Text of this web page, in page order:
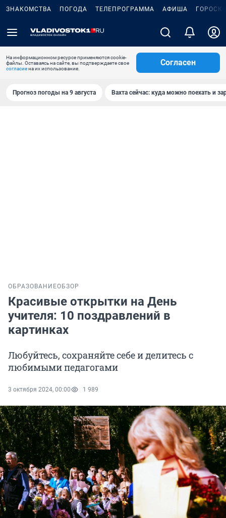
ЗНАКОМСТВА ПОГОДА ТЕЛЕПРОГРАММА АФИША
На информационном ресурсе применяются cookie-
файлы. Оставаясь на сайте, вы подтверждаете свое
согласиена их использование.
Согласен
Прогноз погоды на 9 августа Вахта сейчас: куда можно поехать и
ОБРАЗОВАНИЕОБЗОР
Красивые открытки на День
учителя: 10 поздравлений в
картинках
Любуйтесь, сохраняйте себе и делитесь с
любимыми педагогами
3 октября 2024, 00:00 1 989